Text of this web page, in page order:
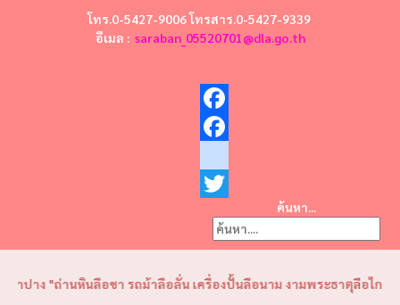
โทร.0-5427-9006 โทรสาร.0-5427-9339
อีเมล : saraban_05520701@dla.go.th
Twitter
ค้นหา...
นหินลือชา รถม้าลือลั่น เครื่องปั้นลือนาม งามพระธาตุลือไกล ฝึกช้างใ